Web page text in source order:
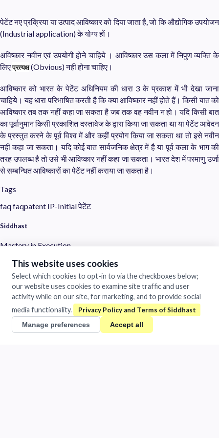
पेटेंट नए प्रक्रिया या उत्पाद आविष्कार को दिया जाता है, जो कि औद्योगिक उपयोजन
(Industrial application) के योग्य हों।
अविष्कार नवीन एवं उपयोगी होने चाहिये । आविष्कार उस कला में निपुण व्यक्ति के
लिएप्रत्यक्ष(Obvious) नही होना चाहिए।
आविष्कार को भारत के पेटेंट अधिनियम की धारा 3 के प्रकाश में भी देखा जाना
चाहिये। यह धारा परिभाषित करती है कि क्या आविष्कार नहीं होते हैं। किसी बात को
आविष्कार तब तक नहीं कहा जा सकता है जब तक वह नवीन न हो। यदि किसी बात
का पूर्वानुमान किसी प्रकाशित दस्तावेज के द्वारा किया जा सकता था या पेटेंट आवेदन
के प्रस्तुत करने के पूर्व विश्व में और कहीं प्रयोग किया जा सकता था तो इसे नवीन
नहीं कहा जा सकता। यदि कोई बात सार्वजनिक क्षेत्र में है या पूर्व कला के भाग की
तरह उपलब्ध है तो उसे भी आविष्कार नहीं कहा जा सकता। भारत देश में परमाणु उर्जा
से सम्बन्धित आविष्कारों का पेटें‍ट नहीं कराया जा सकता है।
Tags
faqfaqpatent IP-Initialपेटेंट
Siddhast
Mastery in Execution
1481/A Chandra Vihar Colony
Jhansi, Uttar Pradesh 284001
India
+91 884-009-1424/0510-401-2932
support@siddhast.com
About
This website uses cookies
Select which cookies to opt-in to via the checkboxes below;
our website uses cookies to examine site traffic and user
activity while on our site, for marketing, and to provide social
media functionality.
Manage preferences Accept all